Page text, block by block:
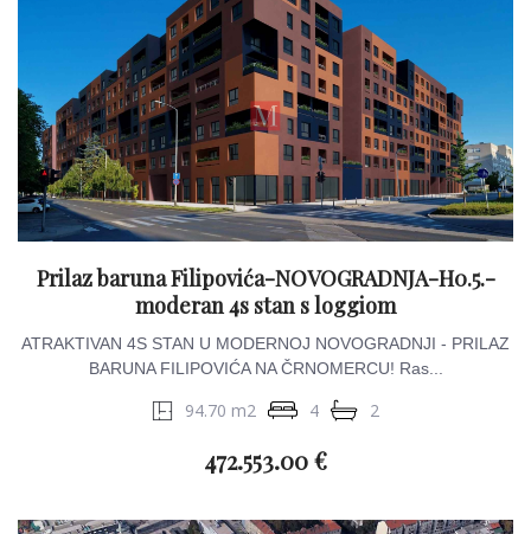
Prilaz baruna Filipovića-NOVOGRADNJA-H0.5.-
moderan 4s stan s loggiom
ATRAKTIVAN 4S STAN U MODERNOJ NOVOGRADNJI - PRILAZ
BARUNA FILIPOVIĆA NA ČRNOMERCU! Ras...
94.70 m2 4 2
472.553.00 €